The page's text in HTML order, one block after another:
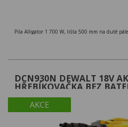
AKCE
DCN930N DEWALT 18V
HŘEBÍKOVAČKA BEZ